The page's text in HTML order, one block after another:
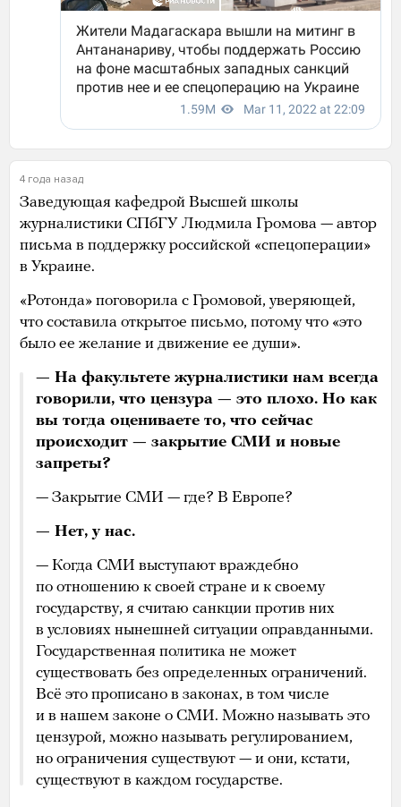
4 года назад
Заведующая кафедрой Высшей школы
журналистики СПбГУ Людмила Громова — автор
письма в поддержку российской «спецоперации»
в Украине.
«Ротонда» поговорила с Громовой, уверяющей,
что составила открытое письмо, потому что «это
было ее желание и движение ее души».
— На факультете журналистики нам всегда
говорили, что цензура — это плохо. Но как
вы тогда оцениваете то, что сейчас
происходит — закрытие СМИ и новые
запреты?
— Закрытие СМИ — где? В Европе?
— Нет, у нас.
— Когда СМИ выступают враждебно
по отношению к своей стране и к своему
государству, я считаю санкции против них
в условиях нынешней ситуации оправданными.
Государственная политика не может
существовать без определенных ограничений.
Всё это прописано в законах, в том числе
и в нашем законе о СМИ. Можно называть это
цензурой, можно называть регулированием,
но ограничения существуют — и они, кстати,
существуют в каждом государстве.